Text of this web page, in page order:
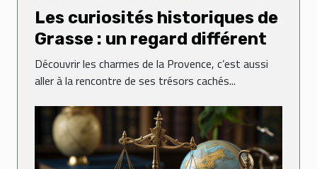
Les curiosités historiques de
Grasse : un regard différent
Découvrir les charmes de la Provence, c’est aussi
aller à la rencontre de ses trésors cachés...